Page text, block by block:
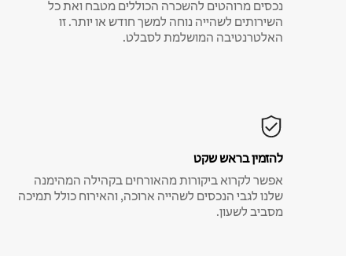
נכסים מרוהטים להשכרה הכוללים מטבח ואת כל
השירותים לשהייה נוחה למשך חודש או יותר. זו
האלטרנטיבה המושלמת לסבלט.
להזמין בראש שקט
אפשר לקרוא ביקורות מהאורחים בקהילה המהימנה
שלנו לגבי הנכסים לשהייה ארוכה, והאירוח כולל תמיכה
מסביב לשעון.